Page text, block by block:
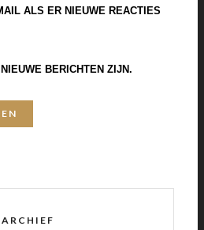
ALS ER NIEUWE REACTIES
BERICHTEN ZIJN.
ARCHIEF